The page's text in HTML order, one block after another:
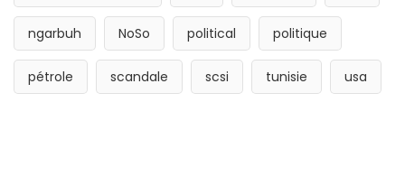
ngarbuh NoSo political politique
pétrole scandale scsi tunisie usa